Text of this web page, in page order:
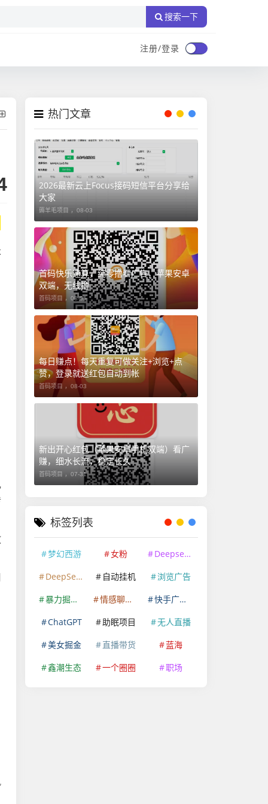
搜索一下
注册/登录
热门文章
2026最新云上Focus接码短信平台分享给
大家
薅羊毛项目 ， 08-03
首码快乐速算，纯零撸看广告，苹果安卓
双端，无线撸
首码项目 ， 08-05
每日赚点！每天重复可做关注+浏览+点
赞，登录就送红包自动到帐
首码项目 ， 08-03
新出开心红包（苹果安卓手机双端）看广
赚，细水长流，稳定长久
首码项目 ， 07-31
标签列表
梦幻西游 女粉
Deepseek
DeepSeek
自动挂机
浏览广告
暴力掘金项目
情感聊天赛道
快手广告掘金
ChatGPT
助眠项目
无人直播
美女掘金
直播带货
蓝海
鑫潮生态
一个圈圈 职场